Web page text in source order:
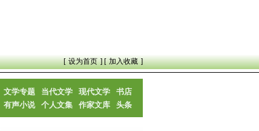
[ 设为首页 ] [ 加入收藏 ]
文学专题 当代文学 现代文学
书店
有声小说 个人文集 作家文库 头条